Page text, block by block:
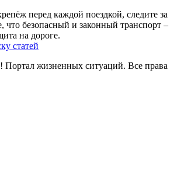
перед каждой поездкой, следите за
что безопасный и законный транспорт –
на дороге.
статей
Портал жизненных ситуаций. Все права